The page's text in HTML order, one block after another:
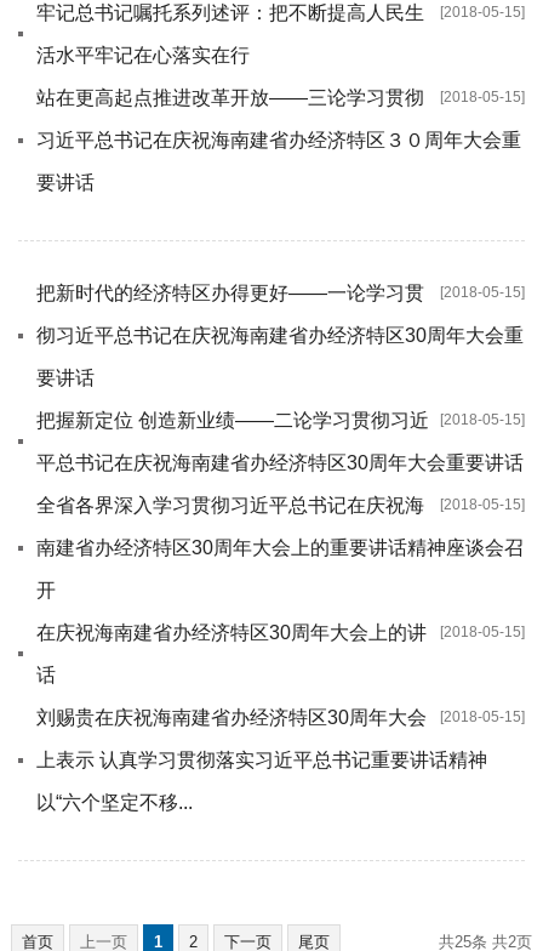
[2018-05-15]
牢记总书记嘱托系列述评：把不断提高人民生
活水平牢记在心落实在行
[2018-05-15]
站在更高起点推进改革开放——三论学习贯彻
习近平总书记在庆祝海南建省办经济特区３０周年大会重
要讲话
[2018-05-15]
把新时代的经济特区办得更好——一论学习贯
彻习近平总书记在庆祝海南建省办经济特区30周年大会重
要讲话
[2018-05-15]
把握新定位 创造新业绩——二论学习贯彻习近
平总书记在庆祝海南建省办经济特区30周年大会重要讲话
[2018-05-15]
全省各界深入学习贯彻习近平总书记在庆祝海
南建省办经济特区30周年大会上的重要讲话精神座谈会召
开
[2018-05-15]
在庆祝海南建省办经济特区30周年大会上的讲
话
[2018-05-15]
刘赐贵在庆祝海南建省办经济特区30周年大会
上表示 认真学习贯彻落实习近平总书记重要讲话精神
以“六个坚定不移...
首页 上一页 1 2 下一页 尾页 共2页
共25条